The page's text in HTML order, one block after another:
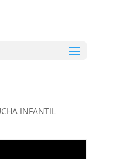
INFANTIL